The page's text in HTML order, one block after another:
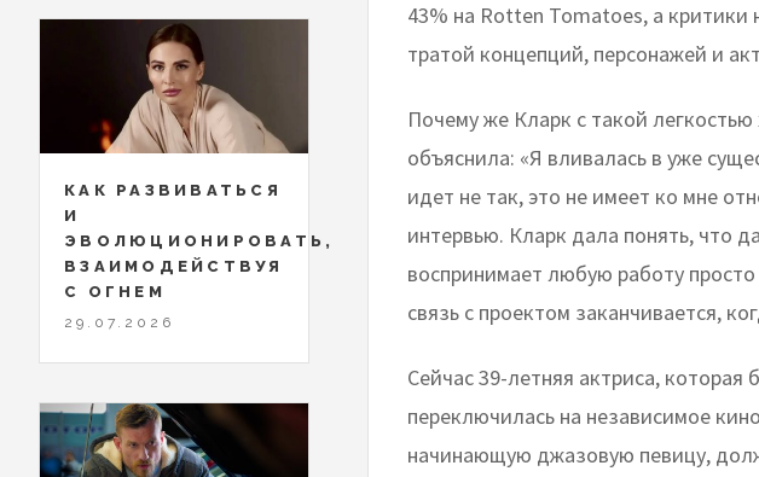
43% на Rotten Tomatoes, а критики
тратой концепций, персонажей и
Почему же Кларк с такой
объяснила: «Я вливалась в уже
идет не так, это не имеет ко мне
интервью. Кларк дала понять, что
воспринимает любую работу
связь с проектом заканчивается,
Сейчас 39-летняя актриса, которая
переключилась на независимое
начинающую джазовую певицу,
КАК РАЗВИВАТЬСЯ
И
ЭВОЛЮЦИОНИРОВАТЬ,
ВЗАИМОДЕЙСТВУЯ
С ОГНЕМ
29.07.2026